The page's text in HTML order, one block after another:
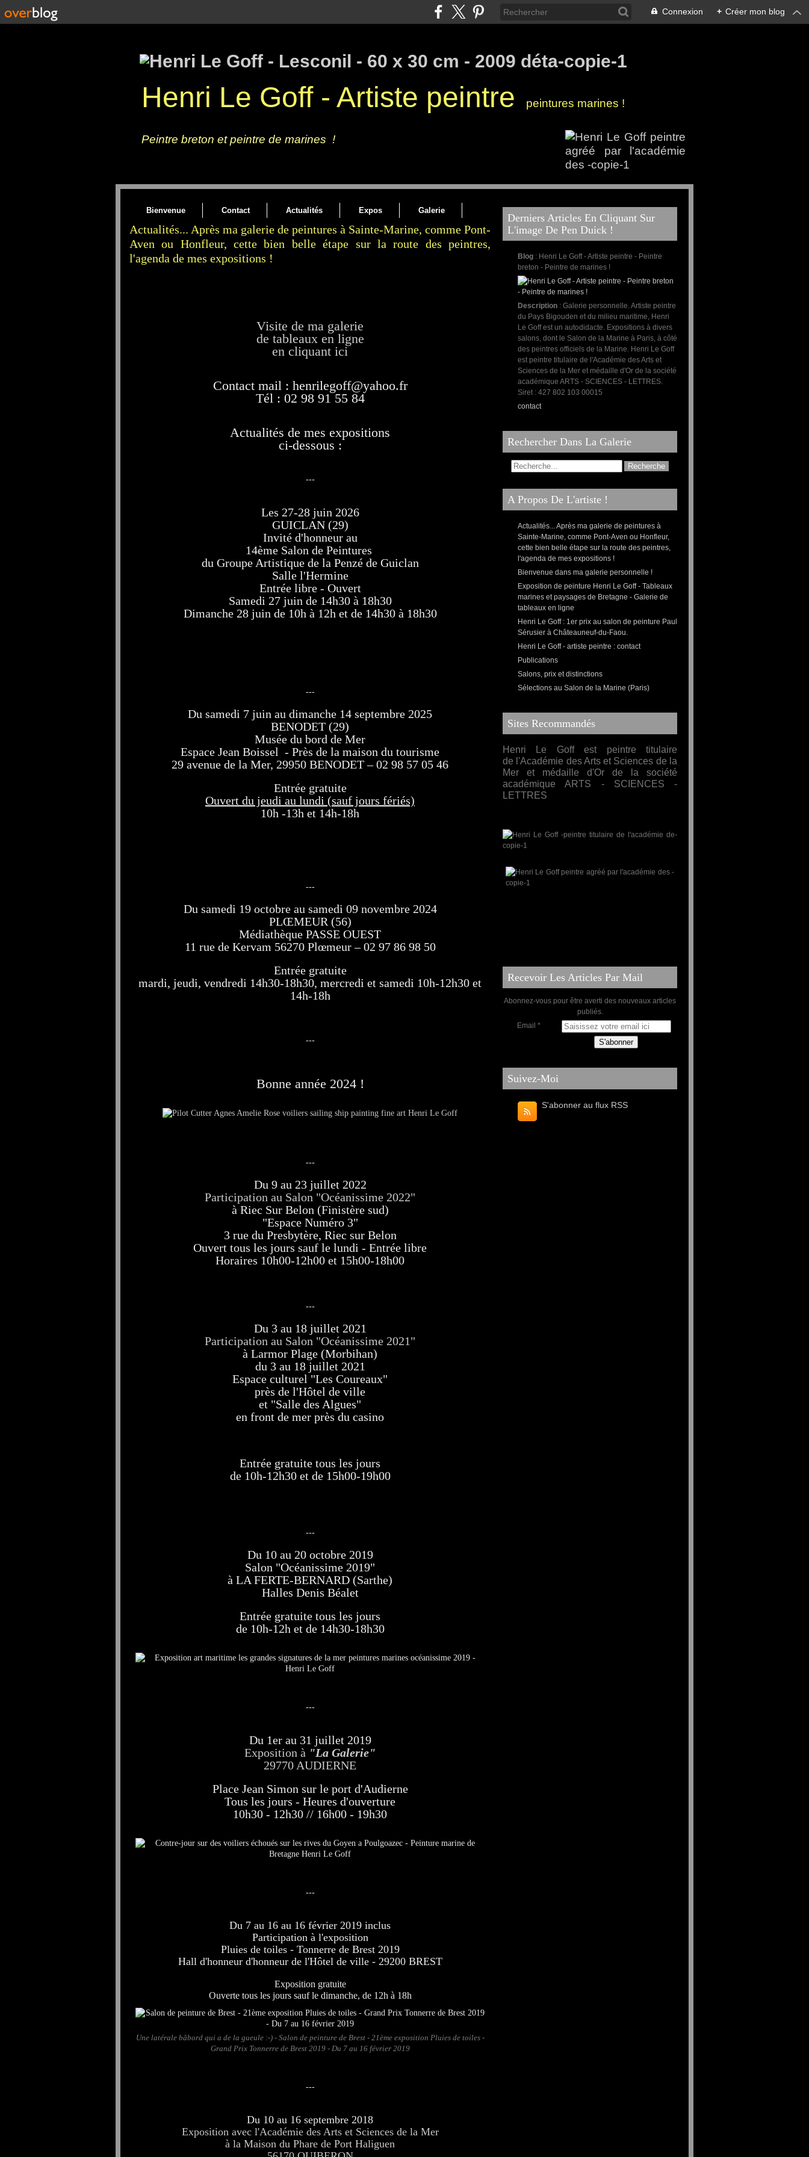
Connexion + Créer mon blog
Henri Le Goff - Artiste peintre peintures marines !
Peintre breton et peintre de marines !
Bienvenue Contact Actualités Expos Galerie
Actualités... Après ma galerie de peintures à Sainte-Marine, comme Pont-
Aven ou Honfleur, cette bien belle étape sur la route des peintres,
l'agenda de mes expositions !
Visite de ma galerie
de tableaux en ligne
en cliquant ici
Contact mail : henrilegoff@yahoo.fr
Tél : 02 98 91 55 84
Actualités de mes expositions
ci-dessous :
---
Les 27-28 juin 2026
GUICLAN (29)
Invité d'honneur au
14ème Salon de Peintures
du Groupe Artistique de la Penzé de Guiclan
Salle l'Hermine
Entrée libre - Ouvert
Samedi 27 juin de 14h30 à 18h30
Dimanche 28 juin de 10h à 12h et de 14h30 à 18h30
---
Du samedi 7 juin au dimanche 14 septembre 2025
BENODET (29)
Musée du bord de Mer
Espace Jean Boissel - Près de la maison du tourisme
29 avenue de la Mer, 29950 BENODET – 02 98 57 05 46
Entrée gratuite
Ouvert du jeudi au lundi (sauf jours fériés)
10h -13h et 14h-18h
---
Du samedi 19 octobre au samedi 09 novembre 2024
PLŒMEUR (56)
Médiathèque PASSE OUEST
11 rue de Kervam 56270 Plœmeur – 02 97 86 98 50
Entrée gratuite
mardi, jeudi, vendredi 14h30-18h30, mercredi et samedi 10h-12h30 et
14h-18h
---
Bonne année 2024 !
---
Du 9 au 23 juillet 2022
Participation au Salon "Océanissime 2022"
à Riec Sur Belon (Finistère sud)
"Espace Numéro 3"
3 rue du Presbytère, Riec sur Belon
Ouvert tous les jours sauf le lundi - Entrée libre
Horaires 10h00-12h00 et 15h00-18h00
---
Du 3 au 18 juillet 2021
Participation au Salon "Océanissime 2021"
à Larmor Plage (Morbihan)
du 3 au 18 juillet 2021
Espace culturel "Les Coureaux"
près de l'Hôtel de ville
et "Salle des Algues"
en front de mer près du casino
Entrée gratuite tous les jours
de 10h-12h30 et de 15h00-19h00
---
Du 10 au 20 octobre 2019
Salon "Océanissime 2019"
à LA FERTE-BERNARD (Sarthe)
Halles Denis Béalet
Entrée gratuite tous les jours
de 10h-12h et de 14h30-18h30
---
Du 1er au 31 juillet 2019
Exposition à "La Galerie"
29770 AUDIERNE
Place Jean Simon sur le port d'Audierne
Tous les jours - Heures d'ouverture
10h30 - 12h30 // 16h00 - 19h30
---
Du 7 au 16 au 16 février 2019 inclus
Participation à l'exposition
Pluies de toiles - Tonnerre de Brest 2019
Hall d'honneur d'honneur de l'Hôtel de ville - 29200 BREST
Exposition gratuite
Ouverte tous les jours sauf le dimanche, de 12h à 18h
Une latérale bâbord qui a de la gueule :-) - Salon de peinture de Brest - 21ème exposition Pluies de toiles -
Grand Prix Tonnerre de Brest 2019 - Du 7 au 16 février 2019
---
Du 10 au 16 septembre 2018
Exposition avec l'Académie des Arts et Sciences de la Mer
à la Maison du Phare de Port Haliguen
Derniers Articles En Cliquant Sur
L'image De Pen Duick !
Blog : Henri Le Goff - Artiste peintre - Peintre
breton - Peintre de marines !
Description : Galerie personnelle. Artiste peintre
du Pays Bigouden et du milieu maritime, Henri
Le Goff est un autodidacte. Expositions à divers
salons, dont le Salon de la Marine à Paris, à côté
des peintres officiels de la Marine. Henri Le Goff
est peintre titulaire de l'Académie des Arts et
Sciences de la Mer et médaille d'Or de la société
académique ARTS - SCIENCES - LETTRES.
Siret : 427 802 103 00015
contact
Rechercher Dans La Galerie
A Propos De L'artiste !
Actualités... Après ma galerie de peintures à
Sainte-Marine, comme Pont-Aven ou Honfleur,
cette bien belle étape sur la route des peintres,
l'agenda de mes expositions !
Bienvenue dans ma galerie personnelle !
Exposition de peinture Henri Le Goff - Tableaux
marines et paysages de Bretagne - Galerie de
tableaux en ligne
Henri Le Goff : 1er prix au salon de peinture Paul
Sérusier à Châteauneuf-du-Faou.
Henri Le Goff - artiste peintre : contact
Publications
Salons, prix et distinctions
Sélections au Salon de la Marine (Paris)
Sites Recommandés
Henri Le Goff est peintre titulaire
de l'Académie des Arts et Sciences de la
Mer et médaille d'Or de la société
académique ARTS - SCIENCES -
LETTRES
Recevoir Les Articles Par Mail
Abonnez-vous pour être averti des nouveaux articles
publiés.
Email
Suivez-Moi
S'abonner au flux RSS